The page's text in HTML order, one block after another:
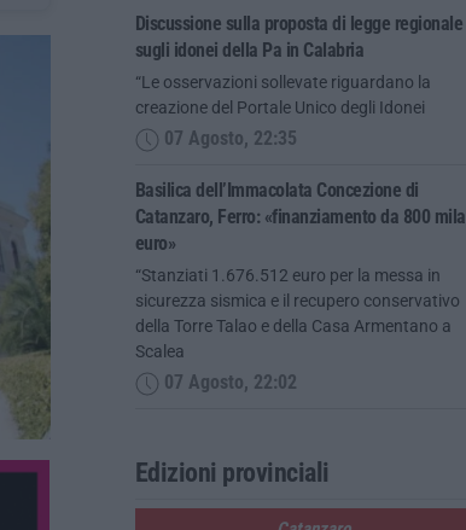
Discussione sulla proposta di legge regionale
sugli idonei della Pa in Calabria
“Le osservazioni sollevate riguardano la
creazione del Portale Unico degli Idonei
07 Agosto, 22:35
Basilica dell’Immacolata Concezione di
Catanzaro, Ferro: «finanziamento da 800 mila
euro»
“Stanziati 1.676.512 euro per la messa in
sicurezza sismica e il recupero conservativo
della Torre Talao e della Casa Armentano a
Scalea
07 Agosto, 22:02
Edizioni provinciali